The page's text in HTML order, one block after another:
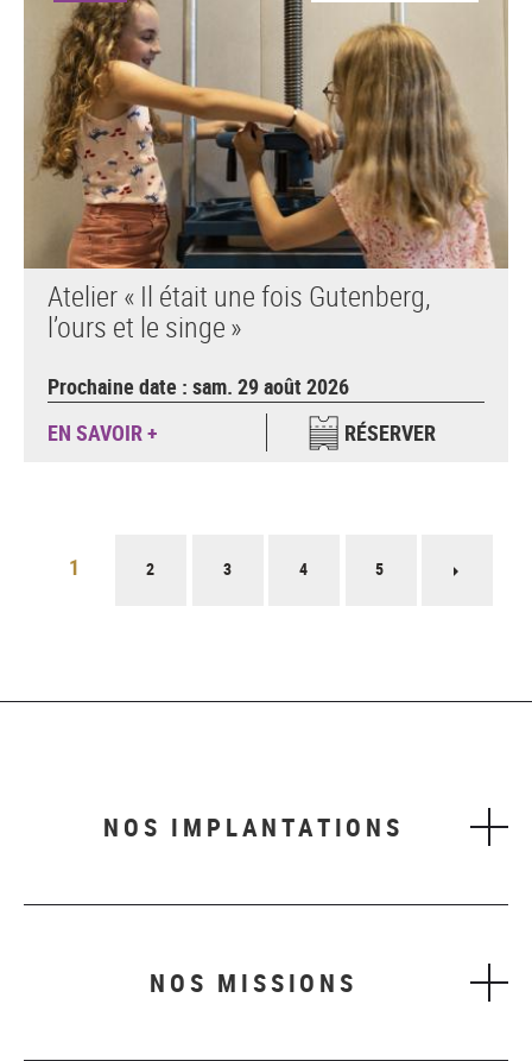
Atelier « Il était une fois Gutenberg,
l’ours et le singe »
Prochaine date : sam. 29 août 2026
EN SAVOIR +
RÉSERVER
1 2 3 4 5
NOS IMPLANTATIONS
NOS MISSIONS